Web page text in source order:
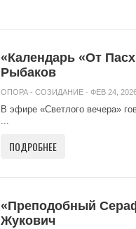
«Календарь «От
Рыбаков
ОПОРА - СОЗИДАНИЕ · ФЕВ 24,
В эфире «Светлого вечера»
...
ПОДРОБНЕЕ
«Преподобный
Жукович